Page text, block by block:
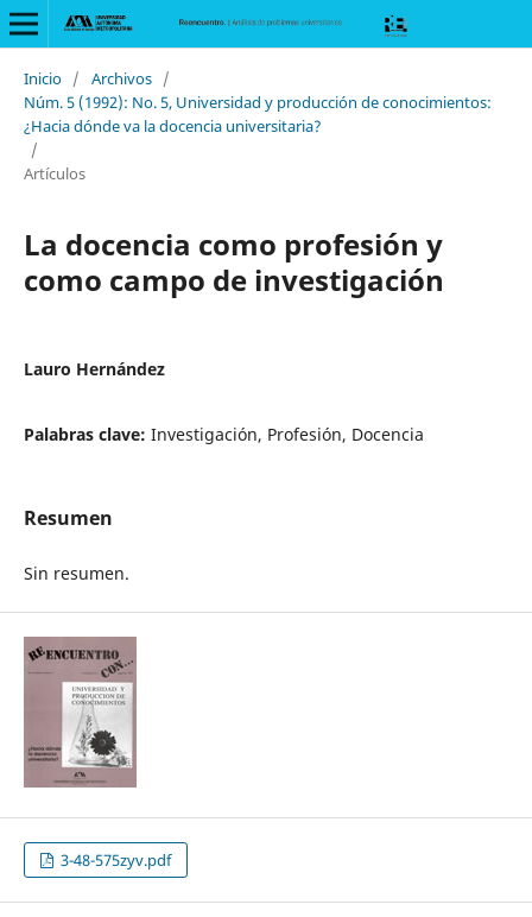
Inicio / Archivos /
Núm. 5 (1992): No. 5, Universidad y producción de conocimientos:
¿Hacia dónde va la docencia universitaria?
/
Artículos
La docencia como profesión y
como campo de investigación
Lauro Hernández
Palabras clave: Investigación, Profesión, Docencia
Resumen
Sin resumen.
3-48-575zyv.pdf